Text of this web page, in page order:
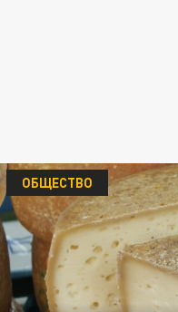
ОБЩЕСТВО